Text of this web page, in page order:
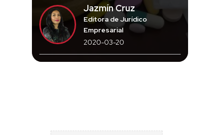
Jazmín Cruz
Editora de Jurídico
Empresarial
2020-03-20